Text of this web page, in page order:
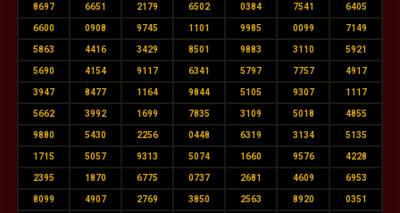
8697 6651 2179 6502 0384 7541 6405
6600 0908 9745 1101 9985 0099 7149
5863 4416 3429 8501 9883 3110 5921
5690 4154 9117 6341 5797 7757 4917
3947 8477 1164 9844 5105 9307 1117
5662 3992 1699 7835 3109 5018 4855
9880 5430 2256 0448 6319 3134 5135
1715 5057 9313 5074 1660 9576 4228
2395 1870 6775 0737 2681 4609 6953
8099 4907 2769 3850 2563 8920 0351